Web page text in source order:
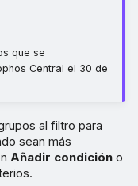
que se
Central el 30 de
al filtro para
sean más
Añadir condición o